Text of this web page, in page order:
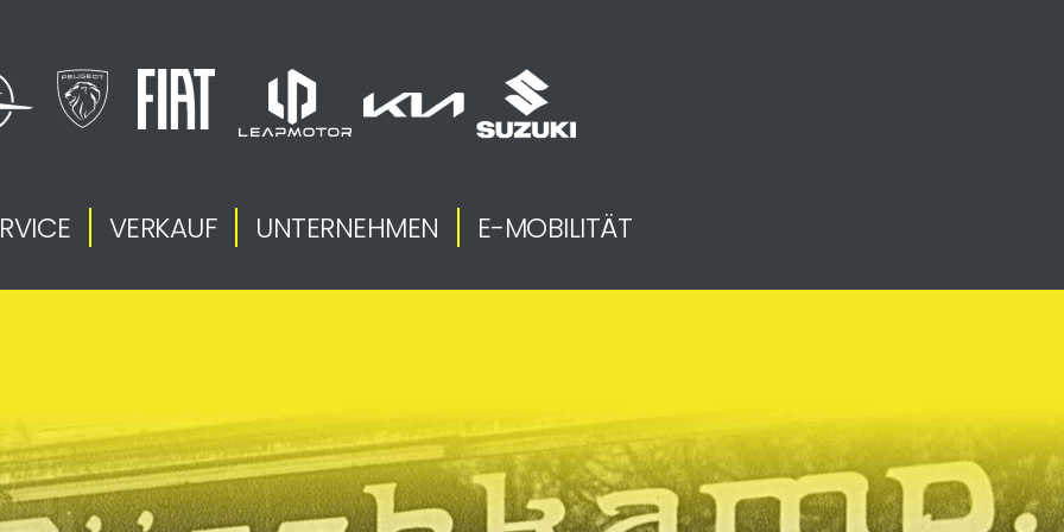
VERKAUF UNTERNEHMEN E-MOBILITÄT